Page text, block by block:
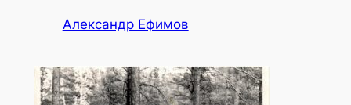
Александр Ефимов